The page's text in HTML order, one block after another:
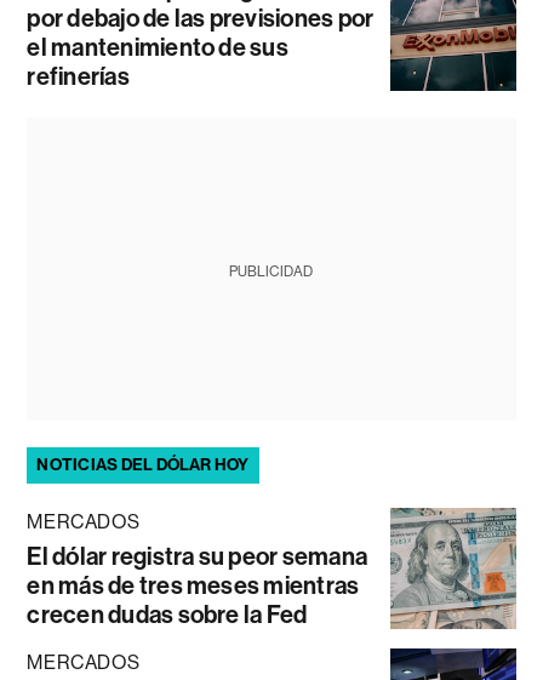
por debajo de las previsiones por
el mantenimiento de sus
refinerías
PUBLICIDAD
NOTICIAS DEL DÓLAR HOY
MERCADOS
El dólar registra su peor semana
en más de tres meses mientras
crecen dudas sobre la Fed
MERCADOS